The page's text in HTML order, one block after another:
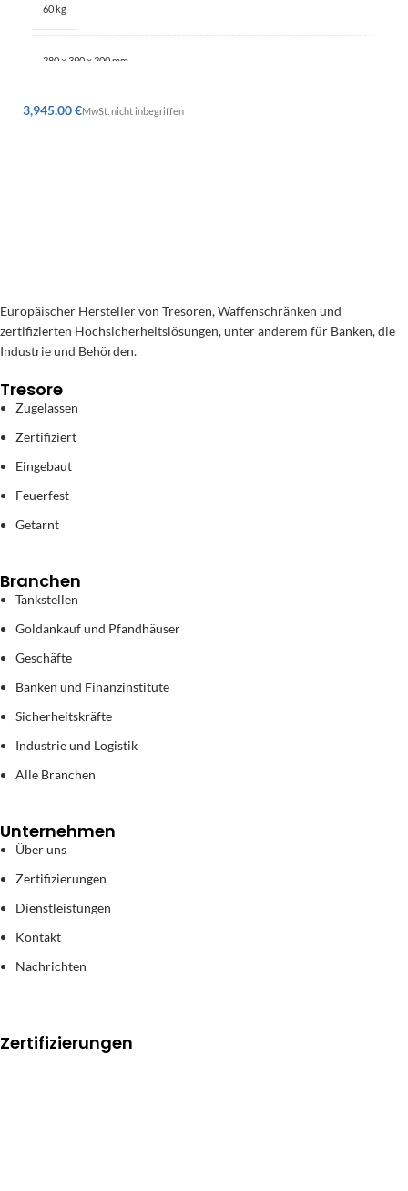
60 kg
380 × 390 × 300 mm
Grado 3€
Europäischer Hersteller von Tresoren, Waffenschränken und
zertifizierten Hochsicherheitslösungen, unter anderem für Banken, die
Industrie und Behörden.
Tresore
Zugelassen
Zertifiziert
Eingebaut
Feuerfest
Getarnt
Branchen
Tankstellen
Goldankauf und Pfandhäuser
Geschäfte
Banken und Finanzinstitute
Sicherheitskräfte
Industrie und Logistik
Alle Branchen
Unternehmen
Über uns
Zertifizierungen
Dienstleistungen
Kontakt
Nachrichten
Zertifizierungen